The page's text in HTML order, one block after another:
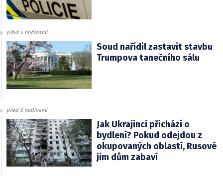
před 4 hodinami
Soud nařídil zastavit stavbu
Trumpova tanečního sálu
před 5 hodinami
Jak Ukrajinci přichází o
bydlení? Pokud odejdou z
okupovaných oblastí, Rusové
jim dům zabaví